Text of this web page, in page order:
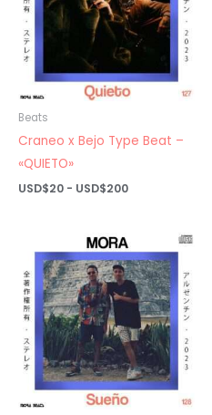
Beats
Craneo x Bejo Type Beat –
«QUIETO»
USD$20 - USD$200Rango
USD$20
hasta
USD$200